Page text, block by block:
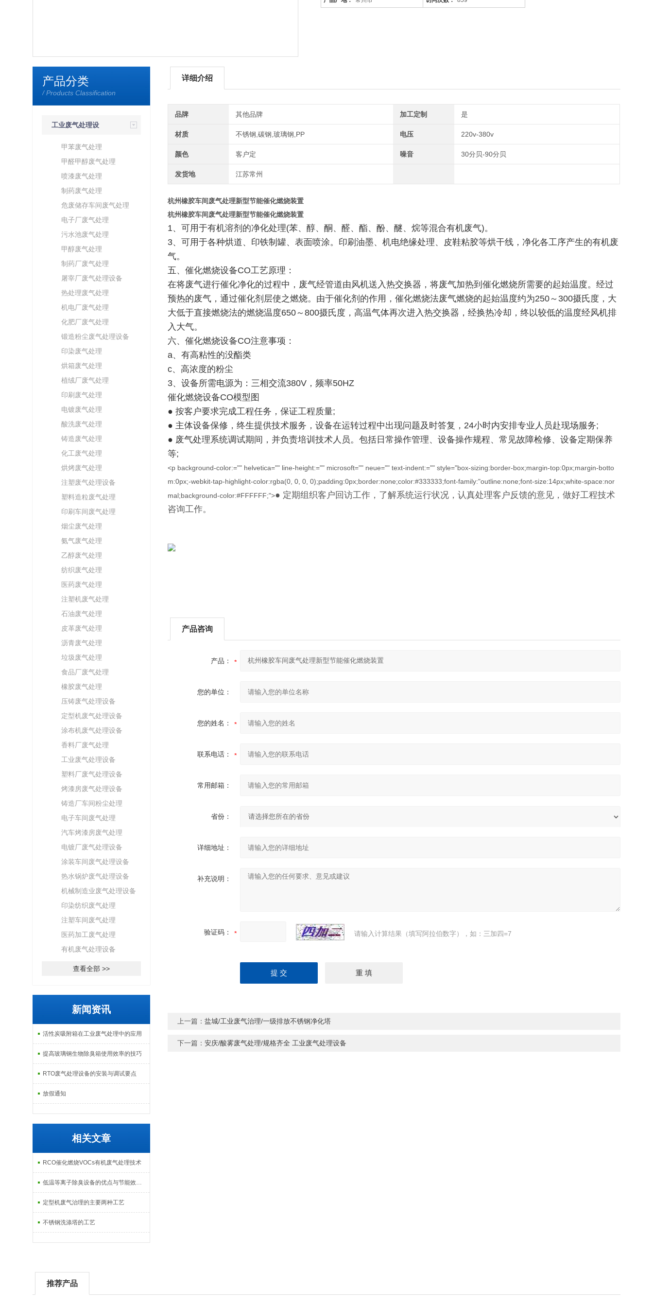
产品分类
/ Products Classification
工业废气处理设
甲苯废气处理
甲醛甲醇废气处理
喷漆废气处理
制药废气处理
危废储存车间废气处理
电子厂废气处理
污水池废气处理
甲醇废气处理
制药厂废气处理
屠宰厂废气处理设备
热处理废气处理
机电厂废气处理
化肥厂废气处理
锻造粉尘废气处理设备
印染废气处理
烘箱废气处理
植绒厂废气处理
印刷废气处理
电镀废气处理
酸洗废气处理
铸造废气处理
化工废气处理
烘烤废气处理
注塑废气处理设备
塑料造粒废气处理
印刷车间废气处理
烟尘废气处理
氨气废气处理
乙醇废气处理
纺织废气处理
医药废气处理
注塑机废气处理
石油废气处理
皮革废气处理
沥青废气处理
垃圾废气处理
食品厂废气处理
橡胶废气处理
压铸废气处理设备
定型机废气处理设备
涂布机废气处理设备
香料厂废气处理
工业废气处理设备
塑料厂废气处理设备
烤漆房废气处理设备
铸造厂车间粉尘处理
电子车间废气处理
汽车烤漆房废气处理
电镀厂废气处理设备
涂装车间废气处理设备
热水锅炉废气处理设备
机械制造业废气处理设备
印染纺织废气处理
注塑车间废气处理
医药加工废气处理
有机废气处理设备
查看全部 >>
新闻资讯
活性炭吸附箱在工业废气处理中的应用
提高玻璃钢生物除臭箱使用效率的技巧
RTO废气处理设备的安装与调试要点
放假通知
相关文章
RCO催化燃烧VOCs有机废气处理技术
低温等离子除臭设备的优点与节能效果分析
定型机废气治理的主要两种工艺
不锈钢洗涤塔的工艺
详细介绍
品牌 其他品牌 加工定制 是
材质 不锈钢,碳钢,玻璃钢,PP 电压 220v-380v
颜色 客户定 噪音 30分贝-90分贝
发货地 江苏常州
杭州橡胶车间废气处理新型节能催化燃烧装置
杭州橡胶车间废气处理新型节能催化燃烧装置
1、可用于有机溶剂的净化处理(苯、醇、酮、醛、酯、酚、醚、烷等混合有机废气)。
3、可用于各种烘道、印铁制罐、表面喷涂。印刷油墨、机电绝缘处理、皮鞋粘胶等烘干线，净化各工序产生的有机废
气。
五、催化燃烧设备CO工艺原理：
在将废气进行催化净化的过程中，废气经管道由风机送入热交换器，将废气加热到催化燃烧所需要的起始温度。经过
预热的废气，通过催化剂层使之燃烧。由于催化剂的作用，催化燃烧法废气燃烧的起始温度约为250～300摄氏度，大
大低于直接燃烧法的燃烧温度650～800摄氏度，高温气体再次进入热交换器，经换热冷却，终以较低的温度经风机排
入大气。
六、催化燃烧设备CO注意事项：
a、有高粘性的没酯类
c、高浓度的粉尘
3、设备所需电源为：三相交流380V，频率50HZ
催化燃烧设备CO模型图
● 按客户要求完成工程任务，保证工程质量;
● 主体设备保修，终生提供技术服务，设备在运转过程中出现问题及时答复，24小时内安排专业人员赴现场服务;
● 废气处理系统调试期间，并负责培训技术人员。包括日常操作管理、设备操作规程、常见故障检修、设备定期保养
等;
<p background-color:="" helvetica="" line-height:="" microsoft="" neue="" text-indent:="" style="box-sizing:border-box;margin-top:0px;margin-botto
m:0px;-webkit-tap-highlight-color:rgba(0, 0, 0, 0);padding:0px;border:none;color:#333333;font-family:"outline:none;font-size:14px;white-space:nor
mal;background-color:#FFFFFF;">● 定期组织客户回访工作，了解系统运行状况，认真处理客户反馈的意见，做好工程技术
咨询工作。
产品咨询
产品：
您的单位：
您的姓名：
联系电话：
常用邮箱：
省份：
详细地址：
补充说明：
验证码： 请输入计算结果（填写阿拉伯数字），如：三加四=7
上一篇：盐城/工业废气治理/一级排放不锈钢净化塔
下一篇：安庆/酸雾废气处理/规格齐全 工业废气处理设备
推荐产品